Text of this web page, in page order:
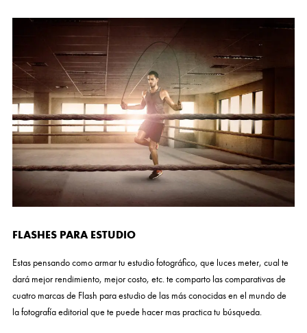
FLASHES PARA ESTUDIO
Estas pensando como armar tu estudio fotográfico, que luces meter, cual te
dará mejor rendimiento, mejor costo, etc. te comparto las comparativas de
cuatro marcas de Flash para estudio de las más conocidas en el mundo de
la fotografía editorial que te puede hacer mas practica tu búsqueda.